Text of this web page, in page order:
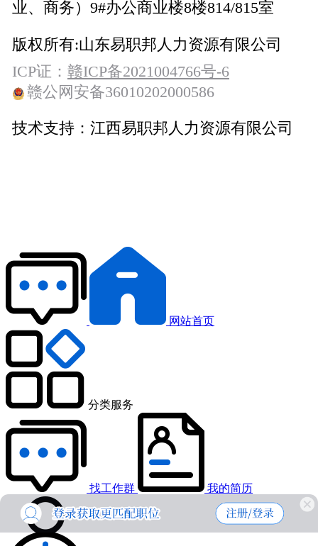
业、商务）9#办公商业楼8楼814/815室
版权所有:山东易职邦人力资源有限公司
ICP证： 赣ICP备2021004766号-6
赣公网安备36010202000586
技术支持： 江西易职邦人力资源有限公司
网站首页
分类服务
找工作群 我的简历